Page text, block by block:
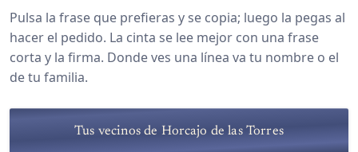
Pulsa la frase que prefieras y se copia; luego la pegas al
hacer el pedido. La cinta se lee mejor con una frase
corta y la firma. Donde ves una línea va tu nombre o el
de tu familia.
Tus vecinos de Horcajo de las Torres